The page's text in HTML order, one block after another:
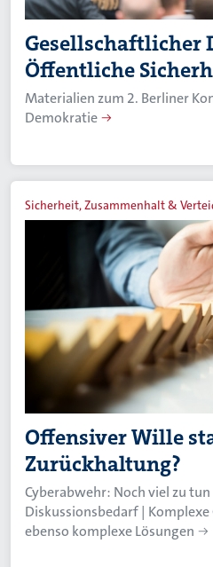
Gesellschaftlicher
Öffentliche
Materialien zum 2. Berliner
Demokratie
Sicherheit, Zusammenhalt &
Offensiver Wille
Zurückhaltung?
Cyberabwehr: Noch viel zu
Diskussionsbedarf |
ebenso komplexe Lösungen